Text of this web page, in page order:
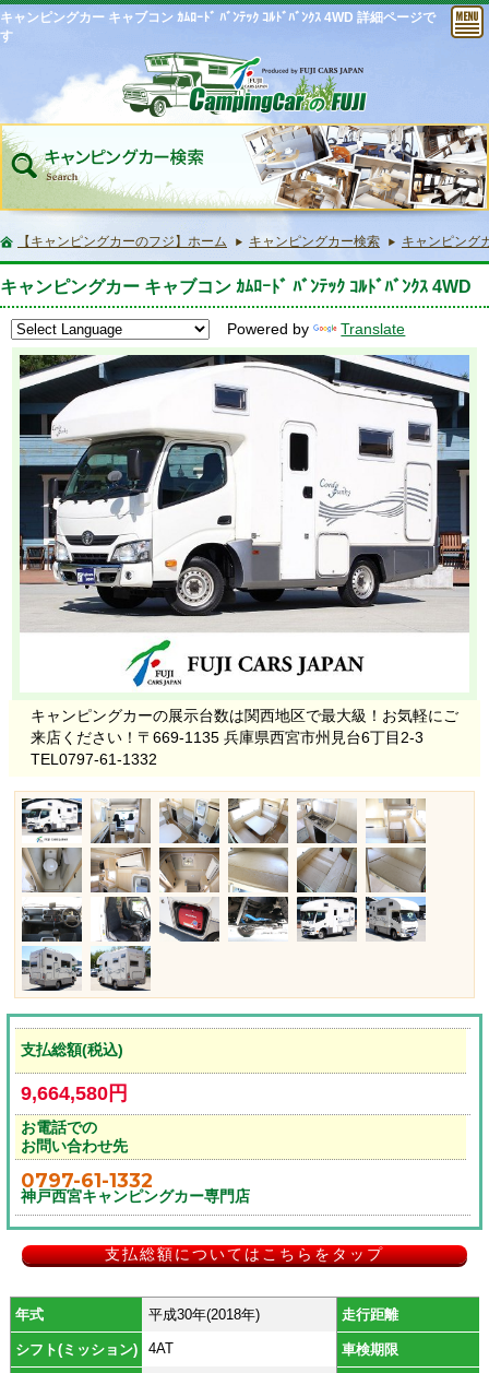
キャンピングカー キャブコン ｶﾑﾛｰﾄﾞ ﾊﾞﾝﾃｯｸ ｺﾙﾄﾞﾊﾞﾝｸｽ 4WD 詳細ページで
す
【キャンピングカーのフジ】ホーム キャンピングカー検索 キャンピング
キャンピングカー キャブコン ｶﾑﾛｰﾄﾞ ﾊﾞﾝﾃｯｸ ｺﾙﾄﾞﾊﾞﾝｸｽ 4WD
Powered by Translate
キャンピングカーの展示台数は関西地区で最大級！お気軽にご
来店ください！〒669-1135 兵庫県西宮市州見台6丁目2-3
TEL0797-61-1332
支払総額(税込)
9,664,580円
お電話での
お問い合わせ先
0797-61-1332
神戸西宮キャンピングカー専門店
支払総額についてはこちらをタップ
年式 平成30年(2018年) 走行距離
シフト(ミッション) 4AT 車検期限